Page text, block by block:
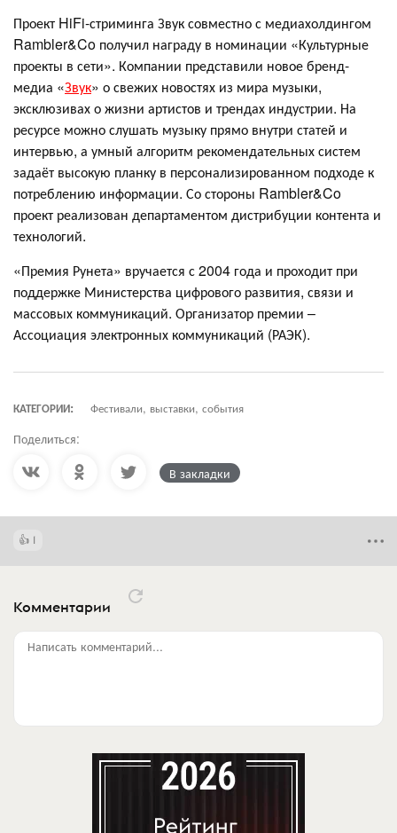
Проект HiFi-стриминга Звук совместно с медиахолдингом
Rambler&Co получил награду в номинации «Культурные
проекты в сети». Компании представили новое бренд-
медиа «Звук» о свежих новостях из мира музыки,
эксклюзивах о жизни артистов и трендах индустрии. На
ресурсе можно слушать музыку прямо внутри статей и
интервью, а умный алгоритм рекомендательных систем
задаёт высокую планку в персонализированном подходе к
потреблению информации. Со стороны Rambler&Co
проект реализован департаментом дистрибуции контента и
технологий.
«Премия Рунета» вручается с 2004 года и проходит при
поддержке Министерства цифрового развития, связи и
массовых коммуникаций. Организатор премии –
Ассоциация электронных коммуникаций (РАЭК).
КАТЕГОРИИ: Фестивали, выставки, события
Поделиться:
В закладки
1
Комментарии
Написать комментарий...